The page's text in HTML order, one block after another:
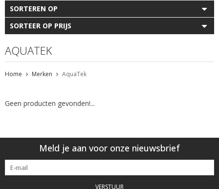
SORTEREN OP
SORTEER OP PRIJS
AQUATEK
Home Merken AquaTek
Geen producten gevonden!...
Meld je aan voor onze nieuwsbrief
VERSTUUR